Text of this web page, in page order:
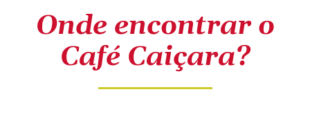
Onde encontrar o
Café Caiçara?